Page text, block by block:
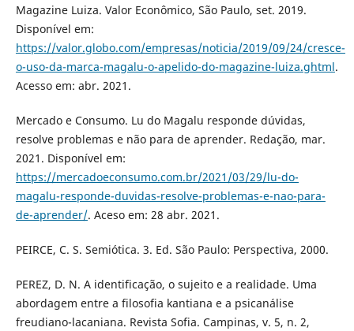
Magazine Luiza. Valor Econômico, São Paulo, set. 2019.
Disponível em:
https://valor.globo.com/empresas/noticia/2019/09/24/cresce-
o-uso-da-marca-magalu-o-apelido-do-magazine-luiza.ghtml.
Acesso em: abr. 2021.
Mercado e Consumo. Lu do Magalu responde dúvidas,
resolve problemas e não para de aprender. Redação, mar.
2021. Disponível em:
https://mercadoeconsumo.com.br/2021/03/29/lu-do-
magalu-responde-duvidas-resolve-problemas-e-nao-para-
de-aprender/. Aceso em: 28 abr. 2021.
PEIRCE, C. S. Semiótica. 3. Ed. São Paulo: Perspectiva, 2000.
PEREZ, D. N. A identificação, o sujeito e a realidade. Uma
abordagem entre a filosofia kantiana e a psicanálise
freudiano-lacaniana. Revista Sofia. Campinas, v. 5, n. 2,